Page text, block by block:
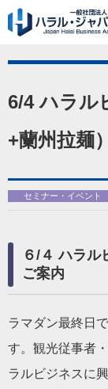
6/4 ハラル
+蘭州拉麺
セミナー・イベント
６/４ ハラル
ご案内
ラマダン最終日
す。観光従事者
ラルビジネスに